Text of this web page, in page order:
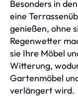
Besonders in
eine
genießen, ohne
Regenwetter
sie Ihre Möbel
Witterung,
Gartenmöbel
verlängert wird.